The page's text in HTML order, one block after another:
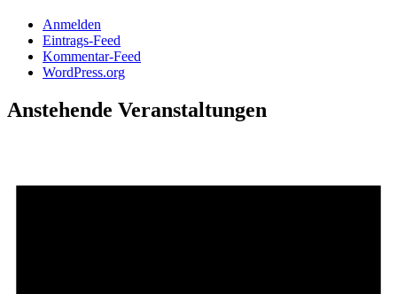
Anmelden
Eintrags-Feed
Kommentar-Feed
WordPress.org
Anstehende Veranstaltungen